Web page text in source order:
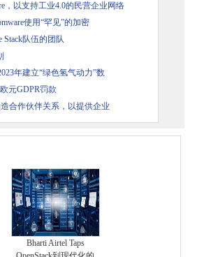
，以支持工业4.0的民营企业网络
使用“罕见”的加密
Stack队伍的团队
年建立“绿色氢气动力”数
元GDPR罚款
合作伙伴关系，以提供企业
Bharti Airtel Taps